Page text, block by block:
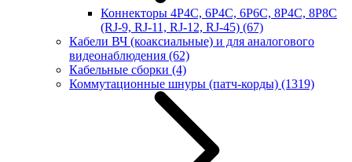
Коннекторы 4P4C, 6P4C, 6P6C, 8P4C, 8P8C
(RJ-9, RJ-11, RJ-12, RJ-45) (67)
Кабели ВЧ (коаксиальные) и для аналогового
видеонаблюдения (62)
Кабельные сборки (4)
Коммутационные шнуры (патч-корды) (1319)